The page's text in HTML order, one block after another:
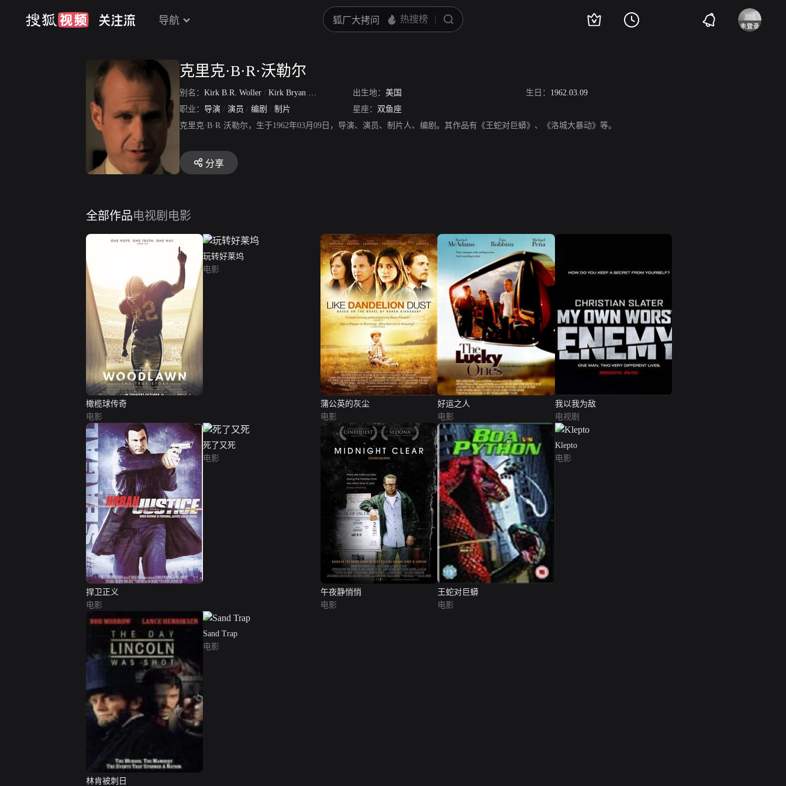
导航
克里克·B·R·沃勒尔
别名： Kirk B.R. Woller / Kirk Bryan Ramon Woller 出生地： 美国 生日： 1962.03.09
职业： 导演 / 演员 / 编剧 / 制片 星座： 双鱼座
克里克·B·R·沃勒尔，生于1962年03月09日，导演、演员、制片人、编剧。其作品有《王蛇对巨蟒》、《洛城大暴动》等。
分享
全部作品电视剧 电影
橄榄球传奇
电影
玩转好莱坞
电影
蒲公英的灰尘
电影
好运之人
电影
我以我为敌
电视剧
捍卫正义
电影
死了又死
电影
午夜静悄悄
电影
王蛇对巨蟒
电影
Klepto
电影
林肯被刺日
Sand Trap
电影